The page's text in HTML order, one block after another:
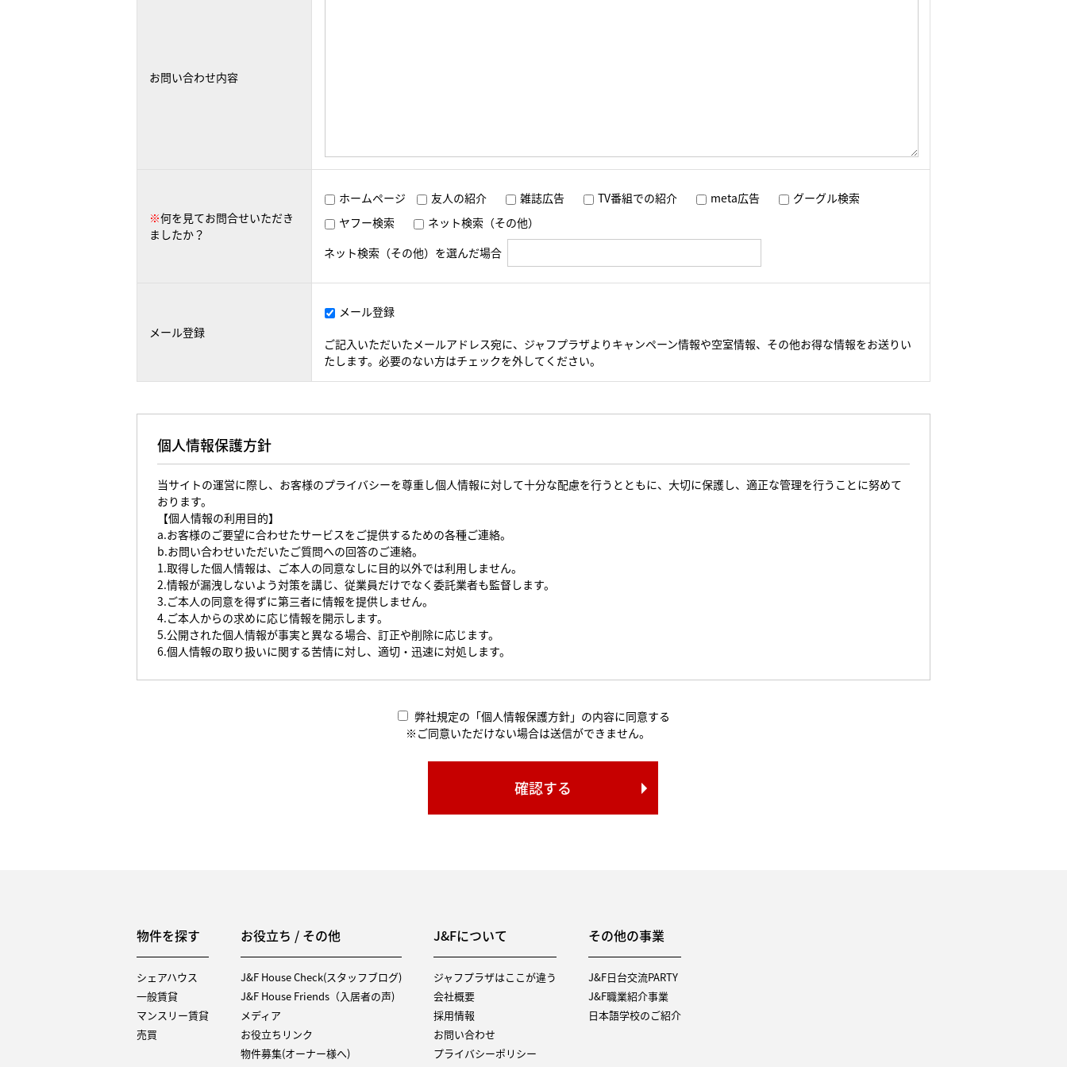
お問い合わせ内容
※何を見てお問合せいただき
ましたか？
ホームページ 友人の紹介 雑誌広告 TV番組での紹介 meta広告
グーグル検索
ヤフー検索
ネット検索（その他）
ネット検索（その他）を選んだ場合
メール登録
メール登録
ご記入いただいたメールアドレス宛に、ジャフプラザよりキャンペーン情報や空室情報、その他お得な情報をお送りい
たします。必要のない方はチェックを外してください。
個人情報保護方針
当サイトの運営に際し、お客様のプライバシーを尊重し個人情報に対して十分な配慮を行うとともに、大切に保護し、適正な管理を行うことに努めて
おります。
【個人情報の利用目的】
a.お客様のご要望に合わせたサービスをご提供するための各種ご連絡。
b.お問い合わせいただいたご質問への回答のご連絡。
1.取得した個人情報は、ご本人の同意なしに目的以外では利用しません。
2.情報が漏洩しないよう対策を講じ、従業員だけでなく委託業者も監督します。
3.ご本人の同意を得ずに第三者に情報を提供しません。
4.ご本人からの求めに応じ情報を開示します。
5.公開された個人情報が事実と異なる場合、訂正や削除に応じます。
6.個人情報の取り扱いに関する苦情に対し、適切・迅速に対処します。
弊社規定の「個人情報保護方針」の内容に同意する
※ご同意いただけない場合は送信ができません。
物件を探す
シェアハウス
一般賃貸
マンスリー賃貸
売買
お役立ち / その他
J&F House Check(スタッフブログ)
J&F House Friends（入居者の声)
メディア
お役立ちリンク
物件募集(オーナー様へ)
J&Fについて
ジャフプラザはここが違う
会社概要
採用情報
お問い合わせ
プライバシーポリシー
その他の事業
J&F日台交流PARTY
J&F職業紹介事業
日本語学校のご紹介